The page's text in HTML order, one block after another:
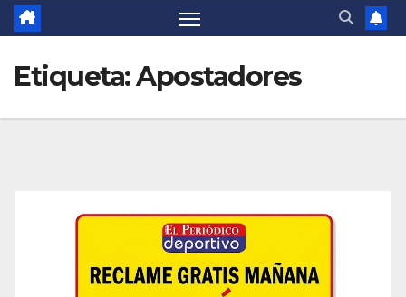
Etiqueta:Apostadores